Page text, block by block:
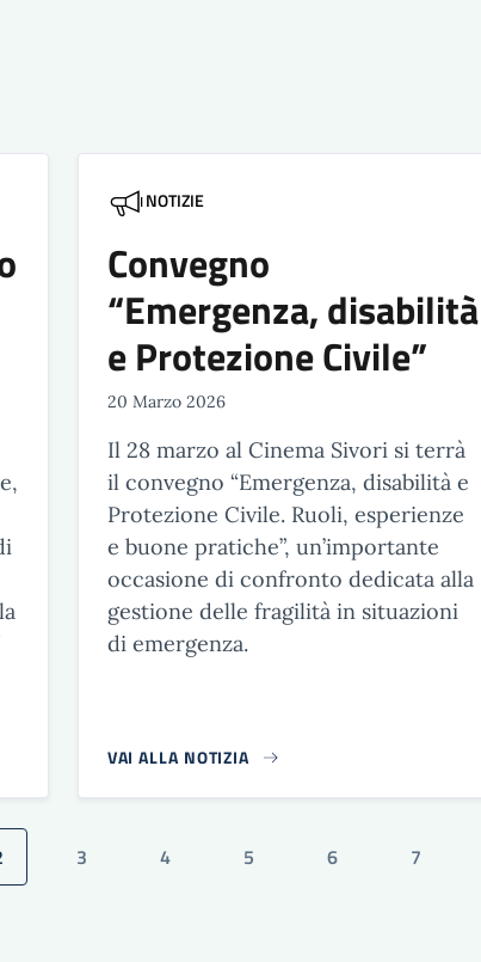
NOTIZIE
Convegno
“Emergenza, disabilità
e Protezione Civile”
20 Marzo 2026
Il 28 marzo al Cinema Sivori si terrà
il convegno “Emergenza, disabilità e
Protezione Civile. Ruoli, esperienze
e buone pratiche”, un’importante
occasione di confronto dedicata alla
gestione delle fragilità in situazioni
di emergenza.
VAI ALLA NOTIZIA
attualePagina
3 Pagina
4 Pagina
5 Pagina
6 Pagina
7